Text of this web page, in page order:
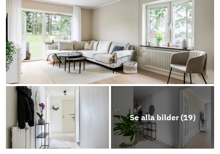
Se alla bilder (19)